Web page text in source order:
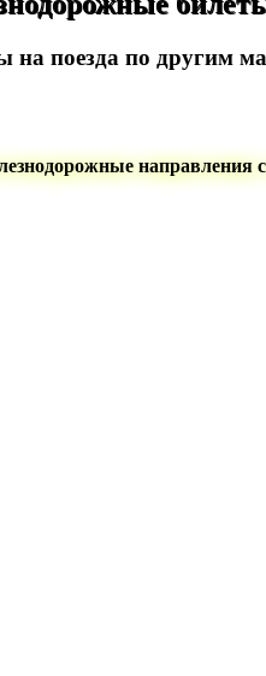
на поезда по другим
направления